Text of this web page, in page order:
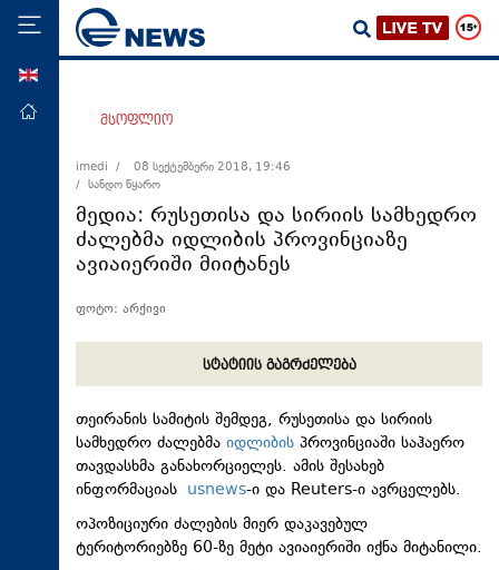
მთავარი
ეკონომიკა
მსოფლიო
ჯანდაცვა
კულტურა
სპორტი
ტექნოლოგიები
ტაბლოიდი
მსოფლიო
imedi /
08 სექტემბერი 2018, 19:46
/ სანდო წყარო
მედია: რუსეთისა და სირიის სამხედრო
ძალებმა იდლიბის პროვინციაზე
ავიაიერიში მიიტანეს
ფოტო: არქივი
სტატიის გაგრძელება
თეირანის სამიტის შემდეგ, რუსეთისა და სირიის
სამხედრო ძალებმა იდლიბის პროვინციაში საჰაერო
თავდასხმა განახორციელეს. ამის შესახებ
ინფორმაციას usnews-ი და Reuters-ი ავრცელებს.
ოპოზიციური ძალების მიერ დაკავებულ
ტერიტორიებზე 60-ზე მეტი ავიაიერიში იქნა მიტანილი.